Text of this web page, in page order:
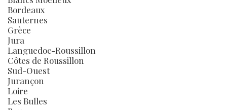
Bordeaux
Sauternes
Grèce
Jura
Languedoc-Roussillon
Côtes de Roussillon
Sud-Ouest
Jurançon
Loire
Les Bulles